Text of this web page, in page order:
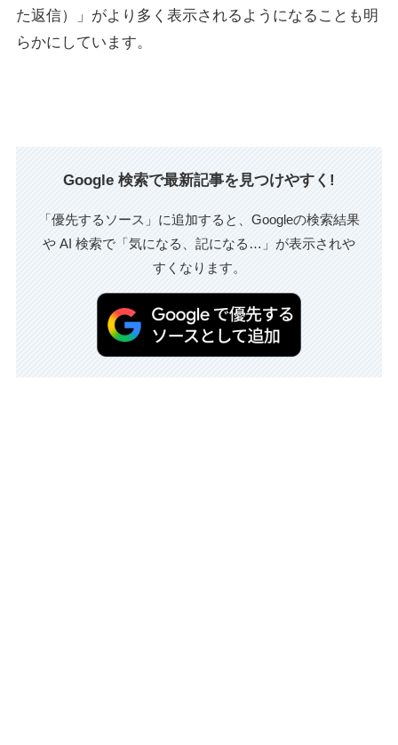
た返信）」がより多く表示されるようになることも明
らかにしています。
Google 検索で最新記事を見つけやすく!
「優先するソース」に追加すると、Googleの検索結果
や AI 検索で「気になる、記になる…」が表示されや
すくなります。